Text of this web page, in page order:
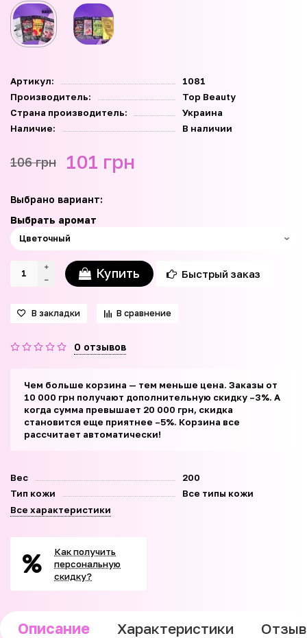
Артикул:
1081
Производитель:
Top Beauty
Страна производитель:
Украина
Наличие:
В наличии
106 грн 101 грн
Выбрано вариант:
Выбрать аромат
Купить Быстрый заказ
В закладки В сравнение
0 отзывов
Чем больше корзина — тем меньше цена. Заказы от
10 000 грн получают дополнительную скидку –3%. А
когда сумма превышает 20 000 грн, скидка
становится еще приятнее –5%. Корзина все
рассчитает автоматически!
Вес
200
Тип кожи
Все типы кожи
Все характеристики
Как получить
персональную
скидку?
Описание Характеристики